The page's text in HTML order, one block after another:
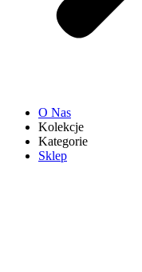
O Nas
Kolekcje
Kategorie
Sklep